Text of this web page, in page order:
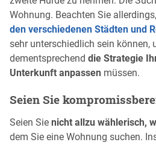
Wohnung. Beachten Sie
den verschiedenen Städten und
sehr unterschiedlich sein können,
dementsprechend die Strategie
Unterkunft anpassen müssen.
Seien Sie
Seien Sie nicht allzu wählerisch,
dem Sie eine Wohnung suchen.